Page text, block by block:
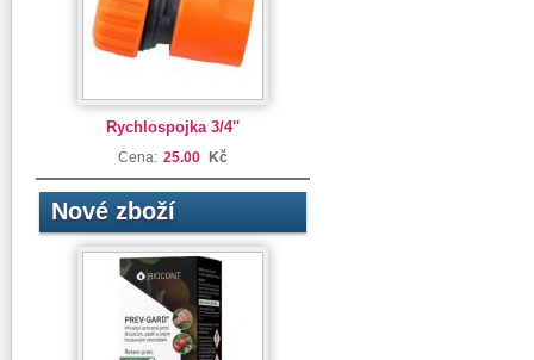
Rychlospojka 3/4''
Cena: 25.00 Kč
Nové zboží